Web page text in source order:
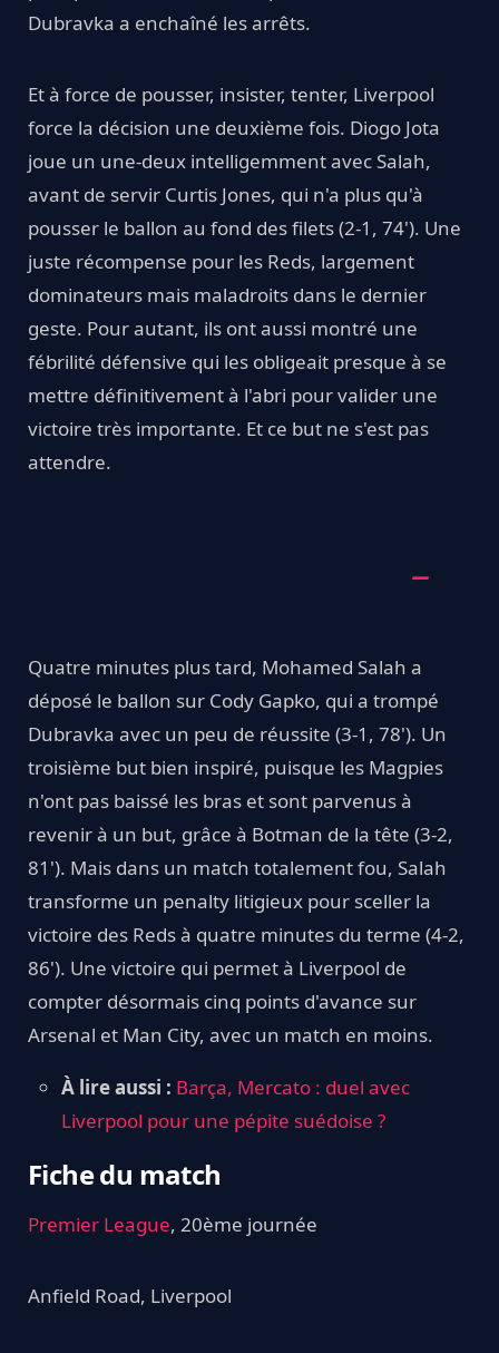
Dubravka a enchaîné les arrêts.
Et à force de pousser, insister, tenter, Liverpool
force la décision une deuxième fois. Diogo Jota
joue un une-deux intelligemment avec Salah,
avant de servir Curtis Jones, qui n'a plus qu'à
pousser le ballon au fond des filets (2-1, 74'). Une
juste récompense pour les Reds, largement
dominateurs mais maladroits dans le dernier
geste. Pour autant, ils ont aussi montré une
fébrilité défensive qui les obligeait presque à se
mettre définitivement à l'abri pour valider une
victoire très importante. Et ce but ne s'est pas
attendre.
Quatre minutes plus tard, Mohamed Salah a
déposé le ballon sur Cody Gapko, qui a trompé
Dubravka avec un peu de réussite (3-1, 78'). Un
troisième but bien inspiré, puisque les Magpies
n'ont pas baissé les bras et sont parvenus à
revenir à un but, grâce à Botman de la tête (3-2,
81'). Mais dans un match totalement fou, Salah
transforme un penalty litigieux pour sceller la
victoire des Reds à quatre minutes du terme (4-2,
86'). Une victoire qui permet à Liverpool de
compter désormais cinq points d'avance sur
Arsenal et Man City, avec un match en moins.
À lire aussi : Barça, Mercato : duel avec
Liverpool pour une pépite suédoise ?
Fiche du match
Premier League, 20ème journée
Anfield Road, Liverpool